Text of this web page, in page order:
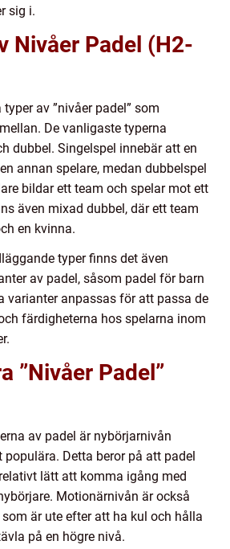
sig i.
Nivåer Padel (H2-
av ”nivåer padel” som
De vanligaste typerna
dubbel. Singelspel innebär att en
annan spelare, medan dubbelspel
bildar ett team och spelar mot ett
även mixad dubbel, där ett team
en kvinna.
typer finns det även
av padel, såsom padel för barn
varianter anpassas för att passa de
färdigheterna hos spelarna inom
”Nivåer Padel”
av padel är nybörjarnivån
Detta beror på att padel
lätt att komma igång med
Motionärnivån är också
är ute efter att ha kul och hålla
på en högre nivå.